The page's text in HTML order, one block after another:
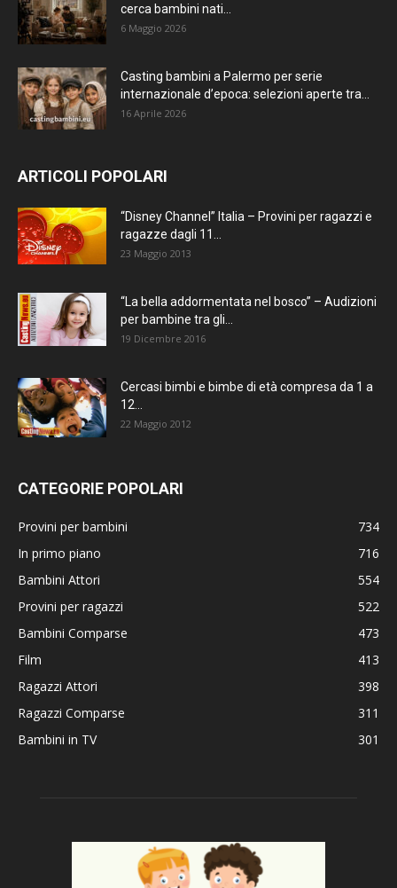
cerca bambini nati...
6 Maggio 2026
Casting bambini a Palermo per serie
internazionale d’epoca: selezioni aperte tra...
16 Aprile 2026
ARTICOLI POPOLARI
“Disney Channel” Italia – Provini per ragazzi e
ragazze dagli 11...
23 Maggio 2013
“La bella addormentata nel bosco” – Audizioni
per bambine tra gli...
19 Dicembre 2016
Cercasi bimbi e bimbe di età compresa da 1 a
12...
22 Maggio 2012
CATEGORIE POPOLARI
Provini per bambini
734
In primo piano
716
Bambini Attori
554
Provini per ragazzi
522
Bambini Comparse
473
Film
413
Ragazzi Attori
398
Ragazzi Comparse
311
Bambini in TV
301